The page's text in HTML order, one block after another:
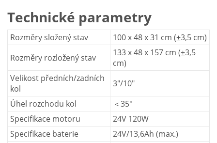
Technické parametry
Rozměry složený stav
100 x 48 x 31 cm (±3,5 cm)
Rozměry rozložený stav
133 x 48 x 157 cm (±3,5
cm)
Velikost předních/zadních
kol
3"/10"
Úhel rozchodu kol
＜35°
Specifikace motoru
24V 120W
Specifikace baterie
24V/13,6Ah (max.)